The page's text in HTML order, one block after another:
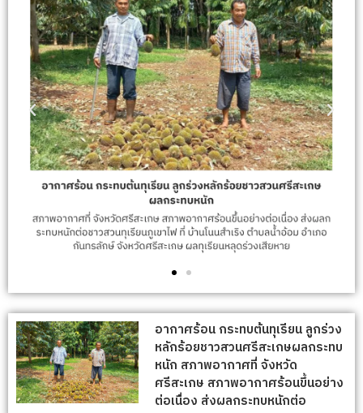
อากาศร้อน กระทบต้นทุเรียน ลูกร่วง
หลักร้อยชาวสวนศรีสะเกษผลกระทบ
หนัก สภาพอากาศที่ จังหวัด
ศรีสะเกษ สภาพอากาศร้อนขึ้นอย่าง
ต่อเนื่อง ส่งผลกระทบหนักต่อ